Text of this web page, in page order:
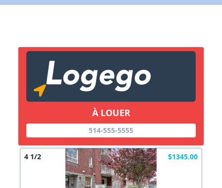
À LOUER
514-555-5555
4 1/2 $1345.00
Copier lien
X Fermer Envoyez